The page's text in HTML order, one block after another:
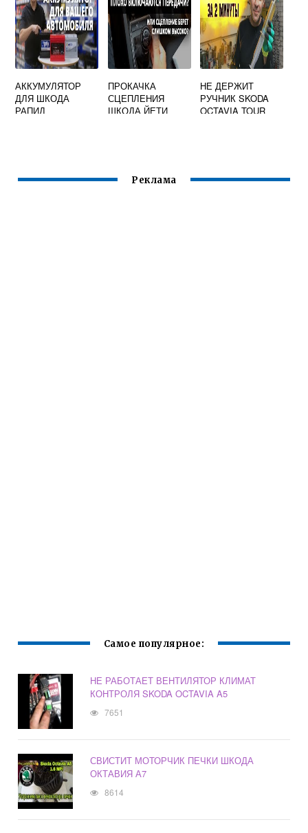
АККУМУЛЯТОР
ДЛЯ ШКОДА
РАПИД
ПРОКАЧКА
СЦЕПЛЕНИЯ
ШКОДА ЙЕТИ
НЕ ДЕРЖИТ
РУЧНИК SKODA
OCTAVIA TOUR
Реклама
Самое популярное:
НЕ РАБОТАЕТ ВЕНТИЛЯТОР КЛИМАТ
КОНТРОЛЯ SKODA OCTAVIA A5
7651
СВИСТИТ МОТОРЧИК ПЕЧКИ ШКОДА
ОКТАВИЯ А7
8614